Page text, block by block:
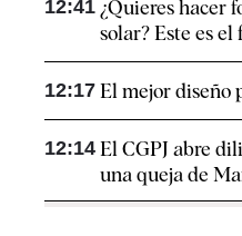
12:41 ¿Quieres hacer
solar? Este es el
12:17 El mejor diseño
12:14 El CGPJ abre
una queja de